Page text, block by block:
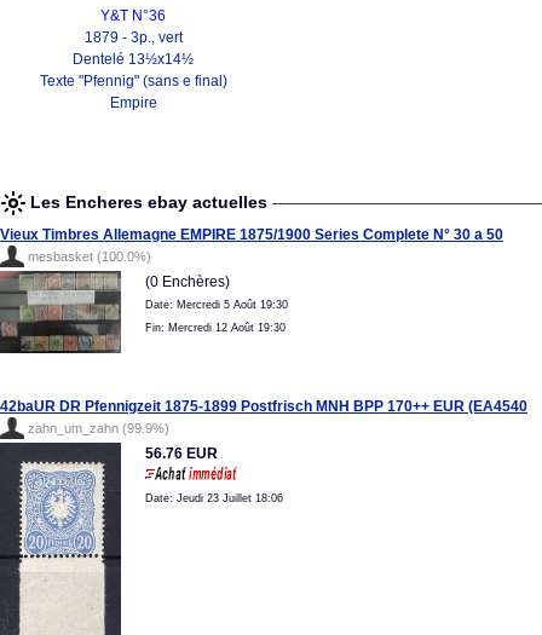
Y&T N°36
1879 - 3p., vert
Dentelé 13½x14½
Texte "Pfennig" (sans e final)
Empire
Les Encheres ebay actuelles
Vieux Timbres Allemagne EMPIRE 1875/1900 Series Complete N° 30 a 50
mesbasket (100.0%)
(0 Enchères)
Date: Mercredi 5 Août 19:30
Fin: Mercredi 12 Août 19:30
42baUR DR Pfennigzeit 1875-1899 Postfrisch MNH BPP 170++ EUR (EA4540
zahn_um_zahn (99.9%)
56.76 EUR
Date: Jeudi 23 Juillet 18:06